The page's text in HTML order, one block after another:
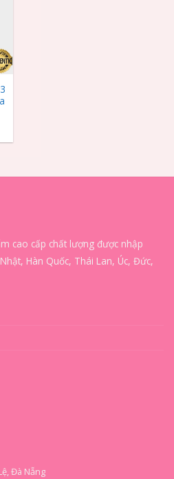
cao cấp chất lượng được nhập
Hàn Quốc, Thái Lan, Úc, Đức,
Đà Nẵng